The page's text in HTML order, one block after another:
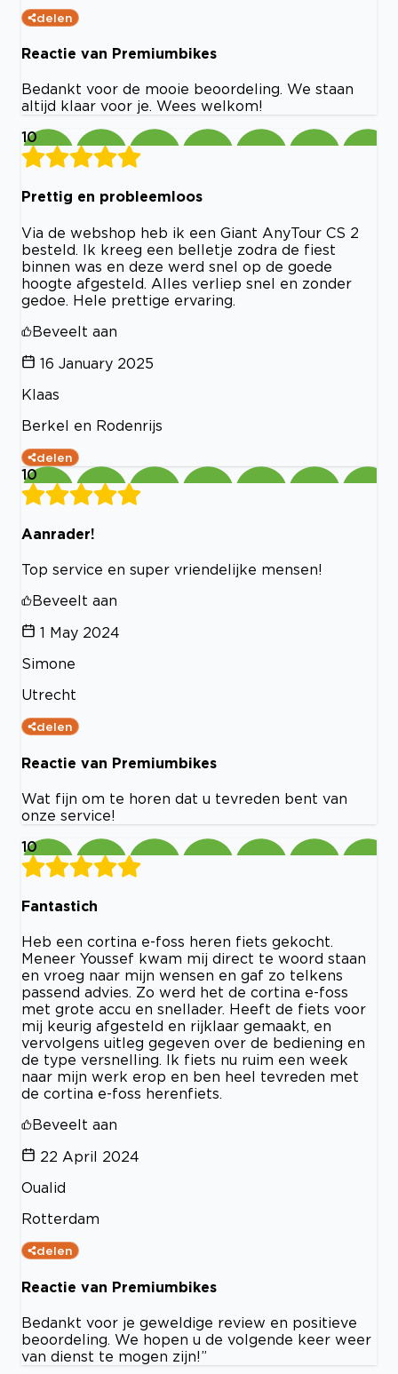
delen
Reactie van Premiumbikes
Bedankt voor de mooie beoordeling. We staan
altijd klaar voor je. Wees welkom!
10
Prettig en probleemloos
Via de webshop heb ik een Giant AnyTour CS 2
besteld. Ik kreeg een belletje zodra de fiest
binnen was en deze werd snel op de goede
hoogte afgesteld. Alles verliep snel en zonder
gedoe. Hele prettige ervaring.
Beveelt aan
16 January 2025
Klaas
Berkel en Rodenrijs
delen
10
Aanrader!
Top service en super vriendelijke mensen!
Beveelt aan
1 May 2024
Simone
Utrecht
delen
Reactie van Premiumbikes
Wat fijn om te horen dat u tevreden bent van
onze service!
10
Fantastich
Heb een cortina e-foss heren fiets gekocht.
Meneer Youssef kwam mij direct te woord staan
en vroeg naar mijn wensen en gaf zo telkens
passend advies. Zo werd het de cortina e-foss
met grote accu en snellader. Heeft de fiets voor
mij keurig afgesteld en rijklaar gemaakt, en
vervolgens uitleg gegeven over de bediening en
de type versnelling. Ik fiets nu ruim een week
naar mijn werk erop en ben heel tevreden met
de cortina e-foss herenfiets.
Beveelt aan
22 April 2024
Oualid
Rotterdam
delen
Reactie van Premiumbikes
Bedankt voor je geweldige review en positieve
beoordeling. We hopen u de volgende keer weer
van dienst te mogen zijn!”